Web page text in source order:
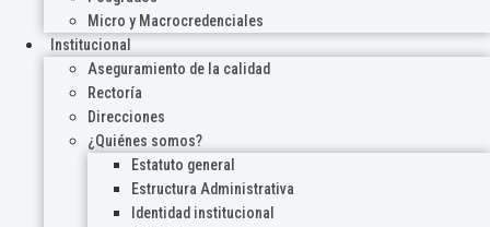
Micro y Macrocredenciales
Institucional
Aseguramiento de la calidad
Rectoría
Direcciones
¿Quiénes somos?
Estatuto general
Estructura Administrativa
Identidad institucional